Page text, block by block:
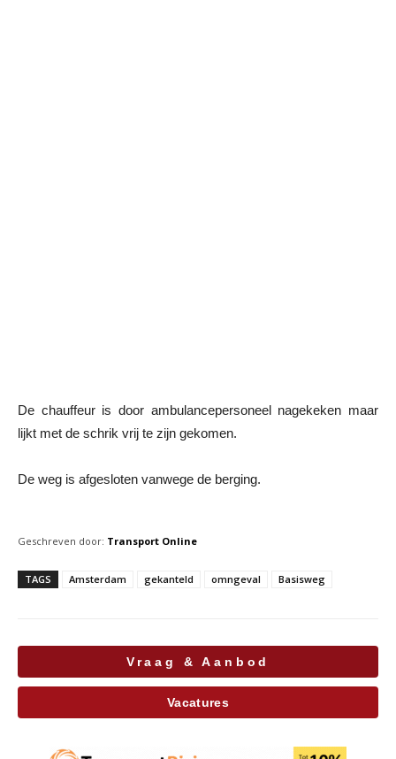
De chauffeur is door ambulancepersoneel nagekeken maar
lijkt met de schrik vrij te zijn gekomen.
De weg is afgesloten vanwege de berging.
Geschreven door: Transport Online
TAGS Amsterdam gekanteld omngeval Basisweg
Vraag & Aanbod
Vacatures